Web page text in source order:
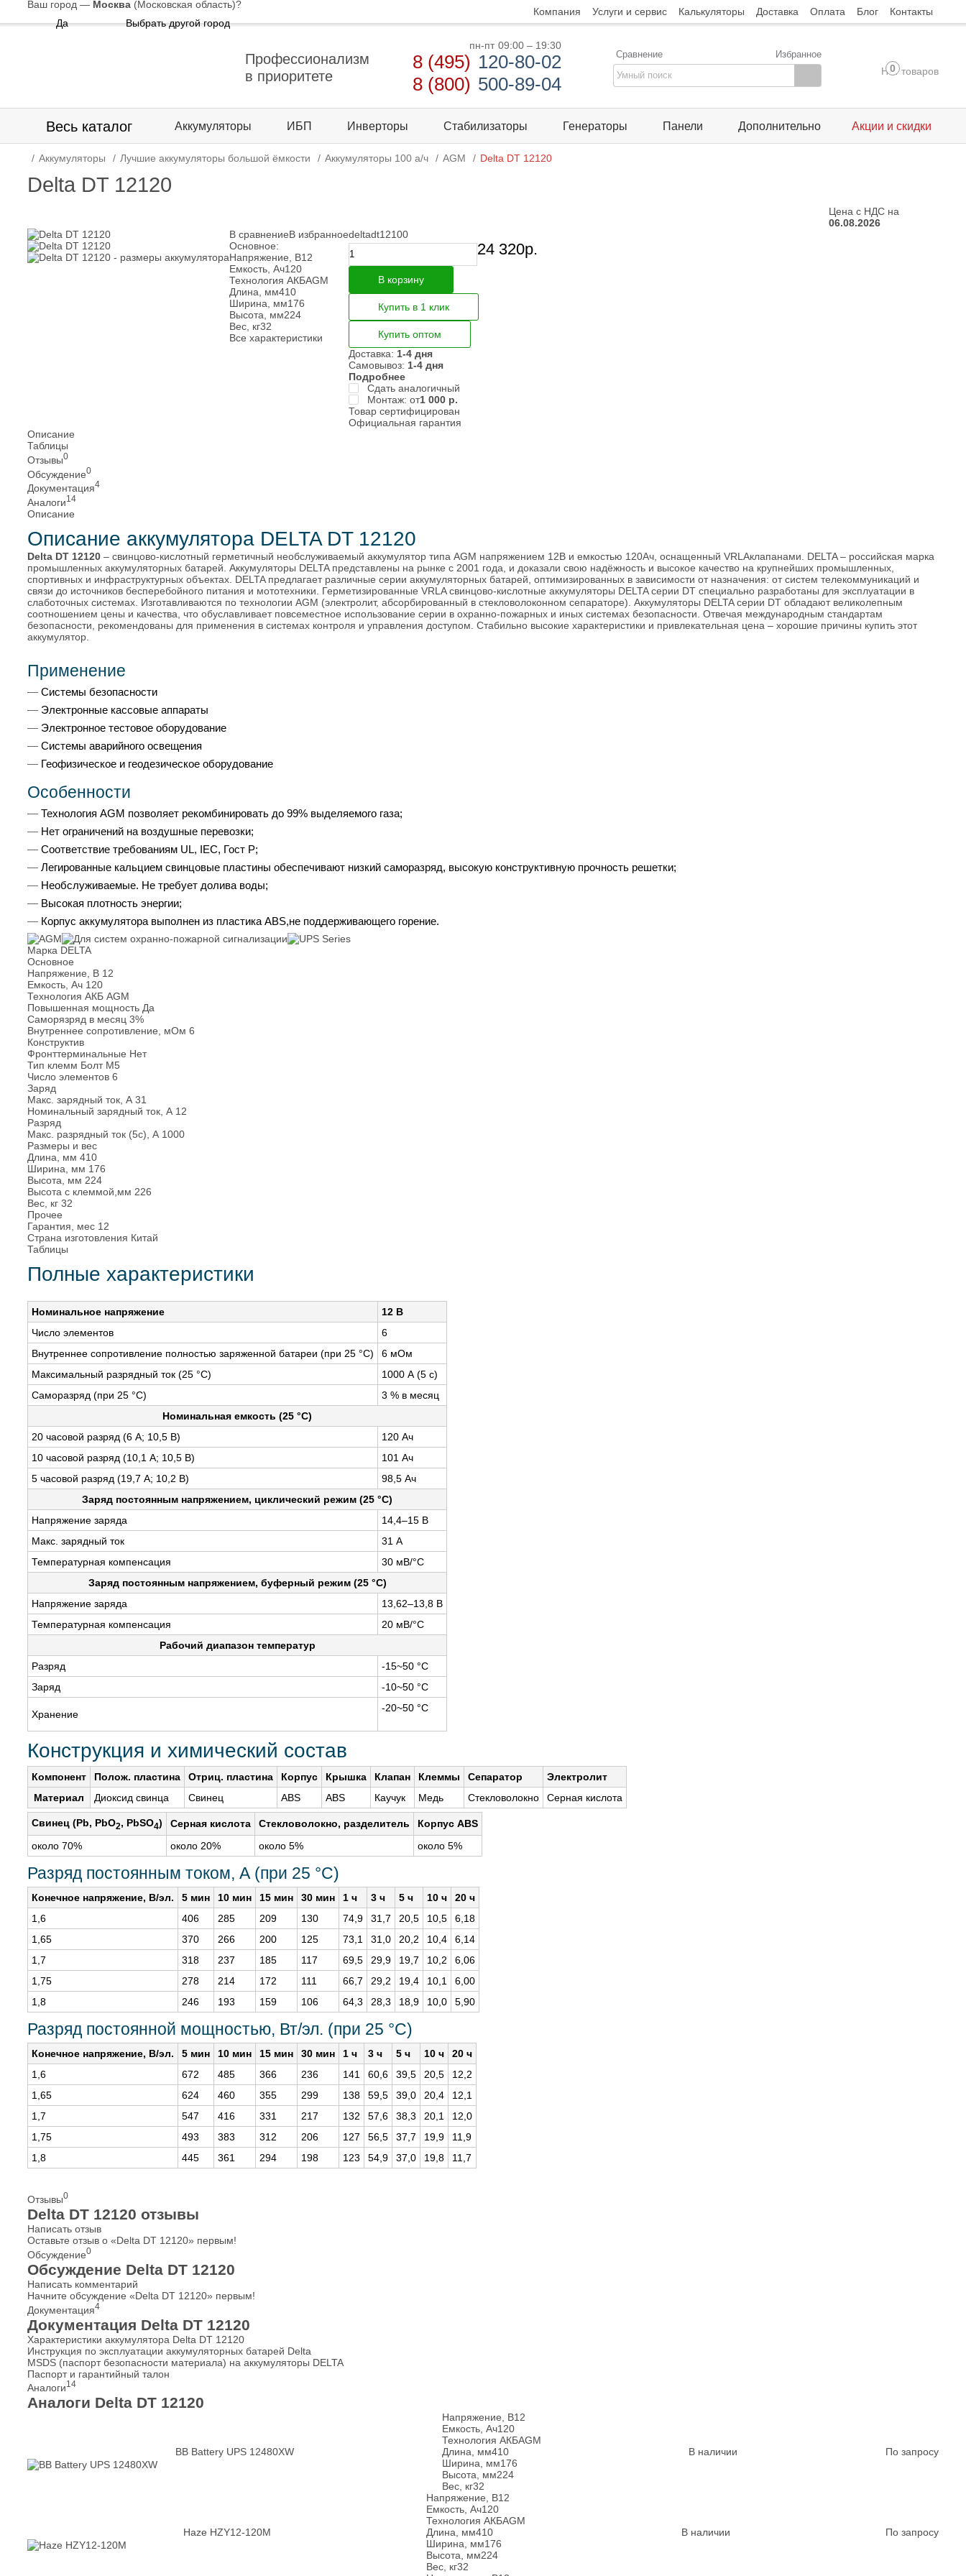
Ваш город — Москва (Московская область)?
Да
Выбрать другой город
Компания Услуги и сервис Калькуляторы Доставка Оплата Блог Контакты
Профессионализм
в приоритете
пн-пт 09:00 – 19:30
8 (495) 120-80-02
8 (800) 500-89-04
Сравнение Избранное
0
Нет товаров
Весь каталог Аккумуляторы ИБП Инверторы Стабилизаторы Генераторы Панели Дополнительно Акции и скидки
Аккумуляторы Лучшие аккумуляторы большой ёмкости Аккумуляторы 100 а/ч AGM Delta DT 12120
Delta DT 12120
Цена с НДС на
06.08.2026
В сравнениеВ избранное
Основное:
Напряжение, В12
Емкость, Ач120
Технология АКБAGM
Длина, мм410
Ширина, мм176
Высота, мм224
Вес, кг32
Все характеристики
deltadt12100
24 320р.
В корзину
Купить в 1 клик
Купить оптом
Доставка: 1-4 дня
Самовывоз: 1-4 дня
Подробнее
Сдать аналогичный
Монтаж: от1 000 р.
Товар сертифицирован
Официальная гарантия
Описание
Таблицы
Отзывы0
Обсуждение0
Документация4
Аналоги14
Описание
Описание аккумулятора DELTA DT 12120
Delta DT 12120 – свинцово-кислотный герметичный необслуживаемый аккумулятор типа AGM напряжением 12В и емкостью 120Ач, оснащенный VRLAклапанами. DELTA – российская марка
промышленных аккумуляторных батарей. Аккумуляторы DELTA представлены на рынке с 2001 года, и доказали свою надёжность и высокое качество на крупнейших промышленных,
спортивных и инфраструктурных объектах. DELTA предлагает различные серии аккумуляторных батарей, оптимизированных в зависимости от назначения: от систем телекоммуникаций и
связи до источников бесперебойного питания и мототехники. Герметизированные VRLA свинцово-кислотные аккумуляторы DELTA серии DT специально разработаны для эксплуатации в
слаботочных системах. Изготавливаются по технологии AGM (электролит, абсорбированный в стекловолоконном сепараторе). Аккумуляторы DELTA серии DT обладают великолепным
соотношением цены и качества, что обуславливает повсеместное использование серии в охранно-пожарных и иных системах безопасности. Отвечая международным стандартам
безопасности, рекомендованы для применения в системах контроля и управления доступом. Стабильно высокие характеристики и привлекательная цена – хорошие причины купить этот
аккумулятор.
Применение
Системы безопасности
Электронные кассовые аппараты
Электронное тестовое оборудование
Системы аварийного освещения
Геофизическое и геодезическое оборудование
Особенности
Технология AGM позволяет рекомбинировать до 99% выделяемого газа;
Нет ограничений на воздушные перевозки;
Соответствие требованиям UL, IEC, Гост Р;
Легированные кальцием свинцовые пластины обеспечивают низкий саморазряд, высокую конструктивную прочность решетки;
Необслуживаемые. Не требует долива воды;
Высокая плотность энергии;
Корпус аккумулятора выполнен из пластика ABS,не поддерживающего горение.
Марка DELTA
Основное
Напряжение, В 12
Емкость, Ач 120
Технология АКБ AGM
Повышенная мощность Да
Саморязряд в месяц 3%
Внутреннее сопротивление, мОм 6
Конструктив
Фронттерминальные Нет
Тип клемм Болт М5
Число элементов 6
Заряд
Макс. зарядный ток, А 31
Номинальный зарядный ток, А 12
Разряд
Макс. разрядный ток (5с), А 1000
Размеры и вес
Длина, мм 410
Ширина, мм 176
Высота, мм 224
Высота с клеммой,мм 226
Вес, кг 32
Прочее
Гарантия, мес 12
Страна изготовления Китай
Таблицы
Полные характеристики
Номинальное напряжение
12 B
Число элементов
6
Внутреннее сопротивление полностью заряженной батареи (при 25 °С)
6 мОм
Максимальный разрядный ток (25 °С)
1000 А (5 с)
Саморазряд (при 25 °С)
3 % в месяц
Номинальная емкость (25 °С)
20 часовой разряд (6 А; 10,5 В)
120 Ач
10 часовой разряд (10,1 А; 10,5 В)
101 Ач
5 часовой разряд (19,7 А; 10,2 В)
98,5 Ач
Заряд постоянным напряжением, циклический режим (25 °С)
Напряжение заряда
14,4–15 В
Макс. зарядный ток
31 А
Температурная компенсация
30 мВ/°С
Заряд постоянным напряжением, буферный режим (25 °С)
Напряжение заряда
13,62–13,8 В
Температурная компенсация
20 мВ/°С
Рабочий диапазон температур
Разряд
-15~50 °С
Заряд
-10~50 °С
Хранение
-20~50 °С
Конструкция и химический состав
Компонент Полож. пластина Отриц. пластина Корпус Крышка Клапан Клеммы Сепаратор
Электролит
Материал
Диоксид свинца Свинец ABS ABS Каучук Медь Стекловолокно Серная кислота
Свинец (Pb, PbO2, PbSO4) Серная кислота Стекловолокно, разделитель
Корпус ABS
около 70%
около 20% около 5% около 5%
Разряд постоянным током, А (при 25 °С)
Конечное напряжение, В/эл. 5 мин 10 мин 15 мин 30 мин 1 ч 3 ч 5 ч 10 ч
20 ч
1,6
406 285 209 130 74,9 31,7 20,5 10,5
6,18
1,65
370 266 200 125 73,1 31,0 20,2 10,4
6,14
1,7
318 237 185 117 69,5 29,9 19,7 10,2
6,06
1,75
278 214 172 111 66,7 29,2 19,4 10,1
6,00
1,8
246 193 159 106 64,3 28,3 18,9 10,0 5,90
Разряд постоянной мощностью, Вт/эл. (при 25 °С)
Конечное напряжение, В/эл. 5 мин 10 мин 15 мин 30 мин 1 ч 3 ч 5 ч 10 ч
20 ч
1,6
672 485 366 236 141 60,6 39,5 20,5
12,2
1,65
624 460 355 299 138 59,5 39,0 20,4
12,1
1,7
547 416 331 217 132 57,6 38,3 20,1
12,0
1,75
493 383 312 206 127 56,5 37,7 19,9
11,9
1,8
445 361 294 198 123 54,9 37,0 19,8 11,7
Отзывы0
Delta DT 12120 отзывы
Написать отзыв
Оставьте отзыв о «Delta DT 12120» первым!
Обсуждение0
Обсуждение Delta DT 12120
Написать комментарий
Начните обсуждение «Delta DT 12120» первым!
Документация4
Документация Delta DT 12120
Характеристики аккумулятора Delta DT 12120
Инструкция по эксплуатации аккумуляторных батарей Delta
MSDS (паспорт безопасности материала) на аккумуляторы DELTA
Паспорт и гарантийный талон
Аналоги14
Аналоги Delta DT 12120
BB Battery UPS 12480XW
Напряжение, В12
Емкость, Ач120
Технология АКБAGM
Длина, мм410
Ширина, мм176
Высота, мм224
Вес, кг32
В наличии По запросу
Haze HZY12-120M
Напряжение, В12
Емкость, Ач120
Технология АКБAGM
Длина, мм410
Ширина, мм176
Высота, мм224
Вес, кг32
В наличии По запросу